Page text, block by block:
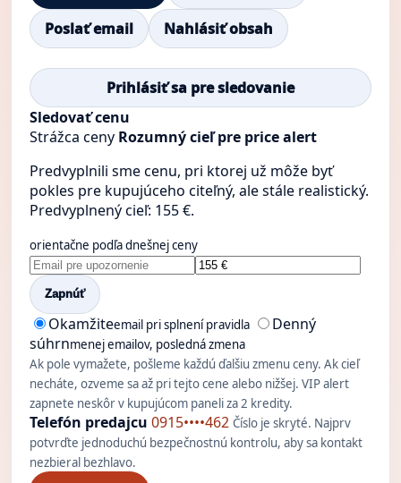
Poslať email
Nahlásiť obsah
Prihlásiť sa pre sledovanie
Sledovať cenu
Strážca ceny Rozumný cieľ pre price alert
Predvyplnili sme cenu, pri ktorej už môže byť
pokles pre kupujúceho citeľný, ale stále realistický.
Predvyplnený cieľ: 155 €.
orientačne podľa dnešnej ceny
Zapnúť
Okamžiteemail pri splnení pravidla
Denný
súhrnmenej emailov, posledná zmena
Ak pole vymažete, pošleme každú ďalšiu zmenu ceny. Ak cieľ
necháte, ozveme sa až pri tejto cene alebo nižšej. VIP alert
zapnete neskôr v kupujúcom paneli za 2 kredity.
Telefón predajcu 0915••••462 Číslo je skryté. Najprv
potvrďte jednoduchú bezpečnostnú kontrolu, aby sa kontakt
nezbieral bezhlavo.